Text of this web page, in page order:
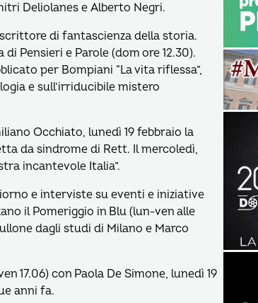
Deliolanes e Alberto Negri.
di fantascienza della storia.
Pensieri e Parole (dom ore 12.30).
per Bompiani “La vita riflessa”,
e sull’irriducibile mistero
Occhiato, lunedì 19 febbraio la
da sindrome di Rett. Il mercoledì,
incantevole Italia”.
e interviste su eventi e iniziative
il Pomeriggio in Blu (lun-ven alle
dagli studi di Milano e Marco
17.06) con Paola De Simone, lunedì 19
anni fa.